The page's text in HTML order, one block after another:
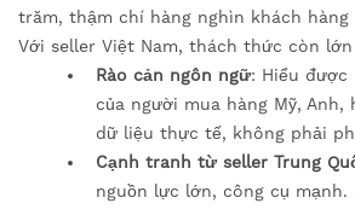
trăm, thậm chí hàng nghìn khách hàng
Với seller Việt Nam, thách thức còn
Rào cản ngôn ngữ: Hiểu được
của người mua hàng Mỹ, Anh,
dữ liệu thực tế, không phải
Cạnh tranh từ seller Trung
nguồn lực lớn, công cụ mạnh.